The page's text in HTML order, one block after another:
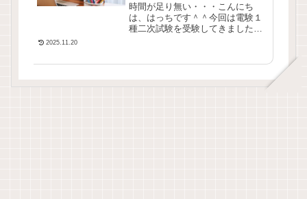
時間が足り無い・・・こんにち
は、はっちです＾＾今回は電験１
種二次試験を受験してきましたの
2025.11.20